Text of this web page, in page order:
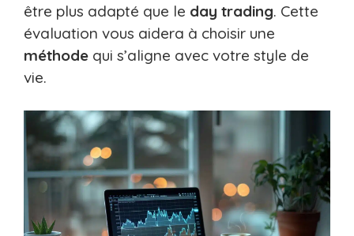
être plus adapté que le day trading. Cette
évaluation vous aidera à choisir une
méthode qui s’aligne avec votre style de
vie.